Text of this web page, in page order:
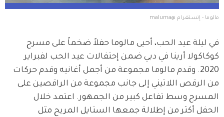
مالوما - إنستغرام @maluma
في ليلة عيد الحب، أحيى مالوما حفلاً ضخماً على مسرح
كوكاكولا أرينا في دبي ضمن إحتفالات عيد الحب لفبراير
2020. وقدم مالوما مجموعة من أجمل أغانيه وقدم حركات
من الرقص اللاتيني إلى جانب مجموعة من الراقصين على
المسرح وسط تفاعل كبير من الجمهور. اعتمد خلال
الحفل أكثر من إطلالة جمعها الستايل المريح مثل